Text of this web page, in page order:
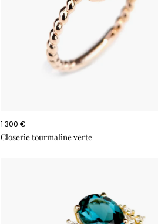
Closerie tourmaline verte
1 300 €